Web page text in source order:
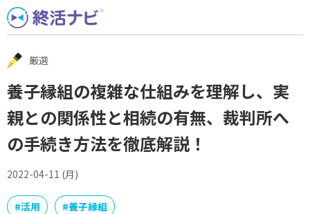
Skip
to
content
厳選
養子縁組の複雑な仕組みを理解し、実
親との関係性と相続の有無、裁判所へ
の手続き方法を徹底解説！
2022-04-11 (月)
#活用 #養子縁組